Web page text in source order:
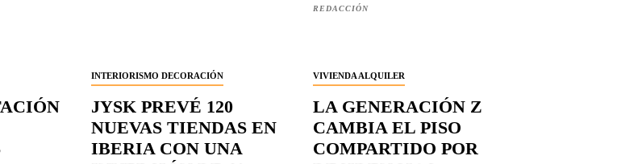
REDACCIÓN
INTERIORISMO DECORACIÓN
JYSK PREVÉ 120
NUEVAS TIENDAS EN
IBERIA CON UNA
VIVIENDA ALQUILER
LA GENERACIÓN Z
CAMBIA EL PISO
COMPARTIDO POR